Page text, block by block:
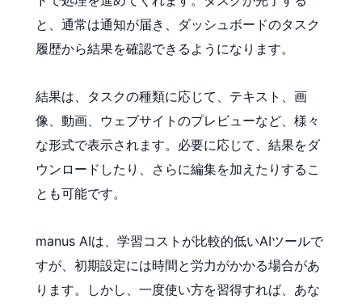
と、通常は通知が届き、ダッシュボードのタスク
履歴から結果を確認できるようになります。
結果は、タスクの種類に応じて、テキスト、画
像、動画、ウェブサイトのプレビューなど、様々
な形式で表示されます。必要に応じて、結果をダ
ウンロードしたり、さらに編集を加えたりするこ
とも可能です。
manus AIは、学習コストが比較的低いAIツールで
すが、初期設定には時間と労力がかかる場合があ
ります。しかし、一度使い方を習得すれば、あな